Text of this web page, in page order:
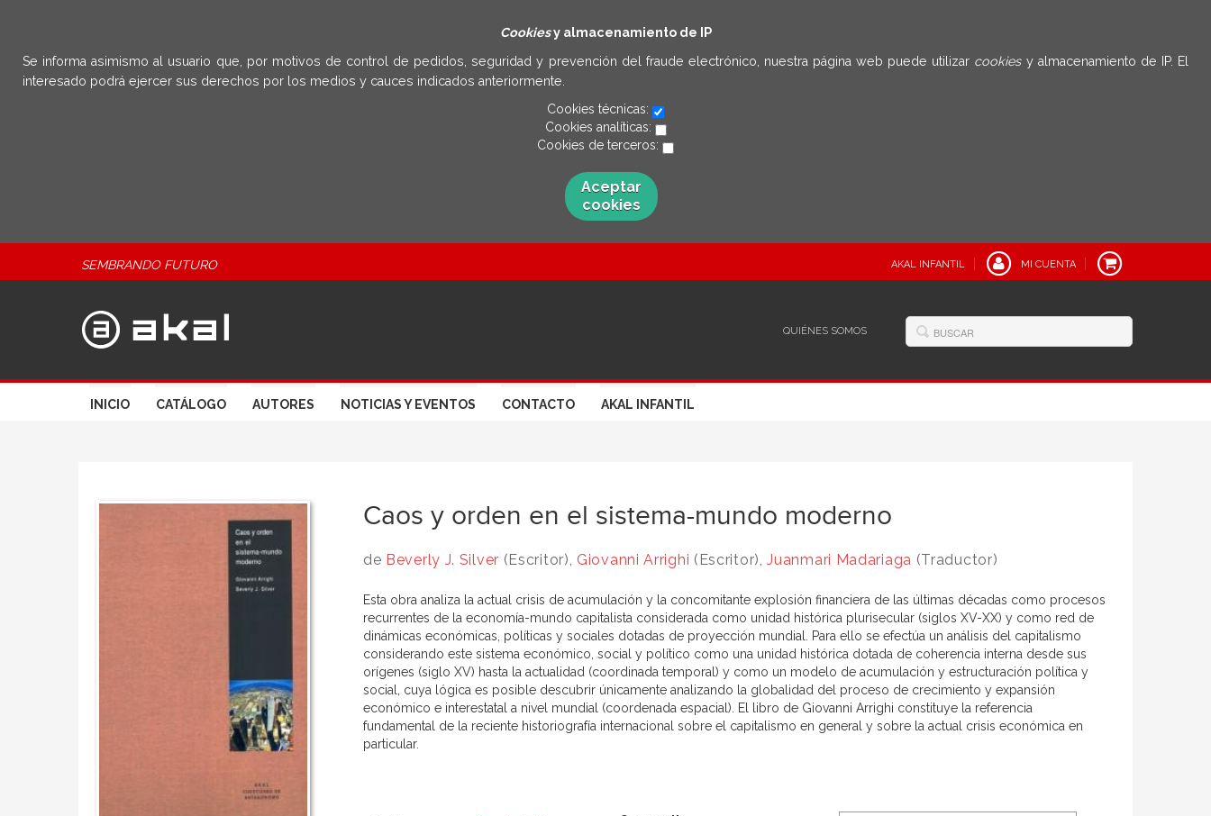
Cookiesy almacenamiento de IP
Se informa asimismo al usuario que, por motivos de control de pedidos, seguridad y prevención del fraude electrónico, nuestra página web puede utilizar cookies y almacenamiento de IP. El
interesado podrá ejercer sus derechos por los medios y cauces indicados anteriormente.
Cookies técnicas:
Cookies analíticas:
Cookies de terceros:
Aceptar
cookies
SEMBRANDO FUTURO AKAL INFANTIL MI CUENTA
QUIÉNES SOMOS
INICIO CATÁLOGO AUTORES NOTICIAS Y EVENTOS CONTACTO AKAL INFANTIL
Caos y orden en el sistema-mundo moderno
de Beverly J. Silver (Escritor), Giovanni Arrighi (Escritor),Juanmari Madariaga (Traductor)
Esta obra analiza la actual crisis de acumulación y la concomitante explosión financiera de las últimas décadas como procesos
recurrentes de la economía-mundo capitalista considerada como unidad histórica plurisecular (siglos XV-XX) y como red de
dinámicas económicas, políticas y sociales dotadas de proyección mundial. Para ello se efectúa un análisis del capitalismo
considerando este sistema económico, social y político como una unidad histórica dotada de coherencia interna desde sus
orígenes (siglo XV) hasta la actualidad (coordinada temporal) y como un modelo de acumulación y estructuración política y
social, cuya lógica es posible descubrir únicamente analizando la globalidad del proceso de crecimiento y expansión
económico e interestatal a nivel mundial (coordenada espacial). El libro de Giovanni Arrighi constituye la referencia
fundamental de la reciente historiografía internacional sobre el capitalismo en general y sobre la actual crisis económica en
particular.